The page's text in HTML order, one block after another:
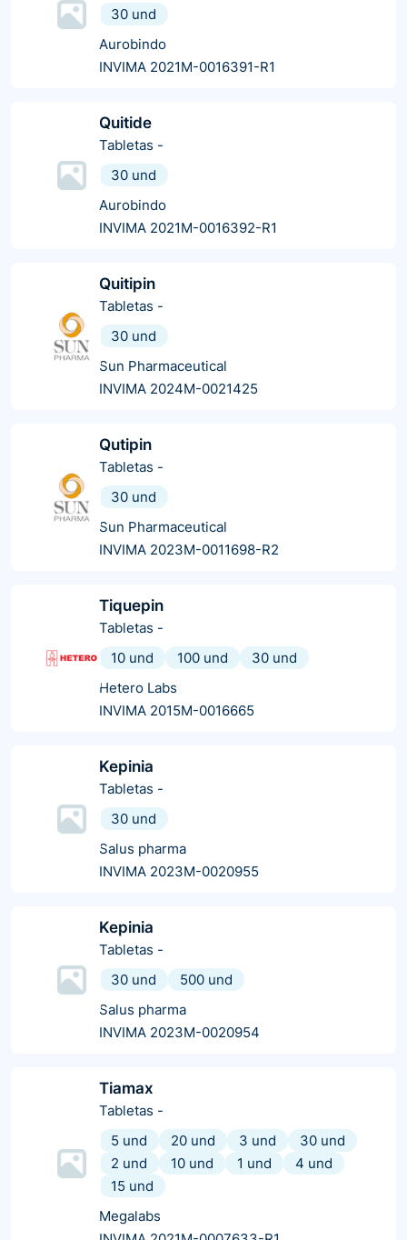
30 und
Aurobindo
INVIMA 2021M-0016391-R1
Quitide
Tabletas -
30 und
Aurobindo
INVIMA 2021M-0016392-R1
Quitipin
Tabletas -
30 und
Sun Pharmaceutical
INVIMA 2024M-0021425
Qutipin
Tabletas -
30 und
Sun Pharmaceutical
INVIMA 2023M-0011698-R2
Tiquepin
Tabletas -
10 und
100 und
30 und
Hetero Labs
INVIMA 2015M-0016665
Kepinia
Tabletas -
30 und
Salus pharma
INVIMA 2023M-0020955
Kepinia
Tabletas -
30 und
500 und
Salus pharma
INVIMA 2023M-0020954
Tiamax
Tabletas -
5 und
20 und 3 und
30 und
2 und
10 und 1 und
4 und
15 und
Megalabs